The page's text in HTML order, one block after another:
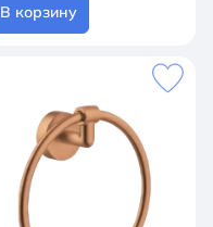
В корзину